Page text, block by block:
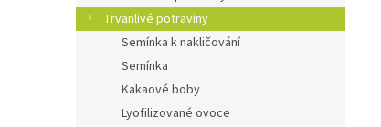
n
e
Trvanlivé potraviny
Semínka k nakličování
Semínka
Kakaové boby
Lyofilizované ovoce